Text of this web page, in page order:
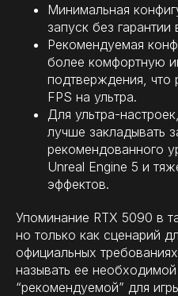
Минимальная
запуск без гарантии
Рекомендуемая
более комфортную
подтверждения, что
FPS на ультра.
Для ультра-
лучше закладывать
рекомендованного
Unreal Engine 5 и
эффектов.
Упоминание RTX 5090 в
но только как сценарий
официальных
называть ее
“рекомендуемой” для